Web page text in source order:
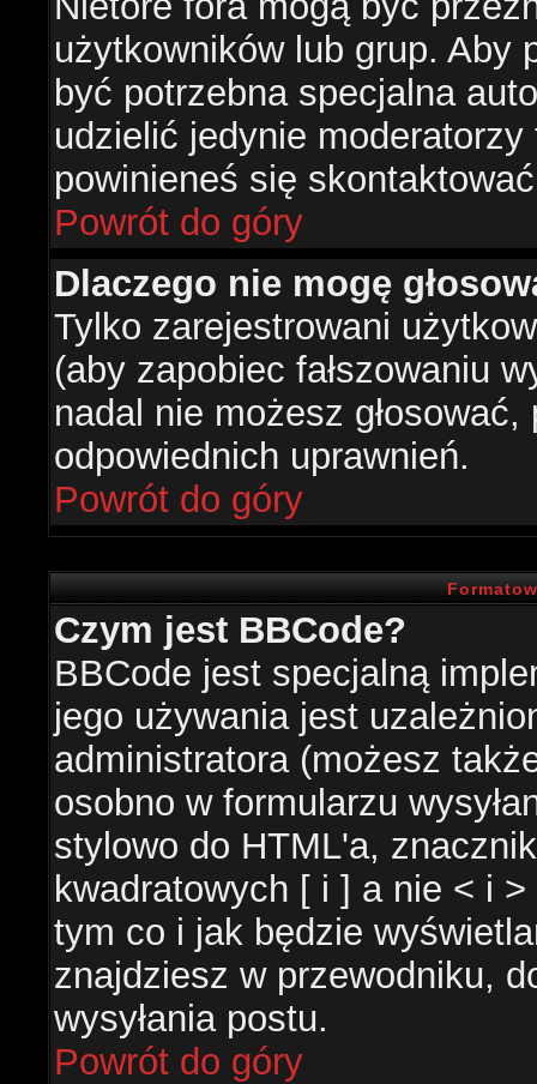
użytkowników lub grup. Aby
być potrzebna specjalna
udzielić jedynie
powinieneś się
Powrót do góry
Dlaczego nie mogę
Tylko zarejestrowani
(aby zapobiec fałszowaniu
nadal nie możesz
odpowiednich uprawnień.
Powrót do góry
Czym jest BBCode?
BBCode jest specjalną
jego używania jest
administratora (możesz
osobno w formularzu
stylowo do HTML'a,
kwadratowych [ i ] a nie < i
tym co i jak będzie
znajdziesz w przewodniku,
wysyłania postu.
Powrót do góry